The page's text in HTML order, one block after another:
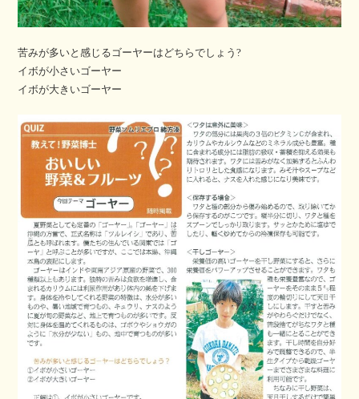
苦みが多いと感じるゴーヤーはどちらでしょう?
イボが小さいゴーヤー
イボが大きいゴーヤー